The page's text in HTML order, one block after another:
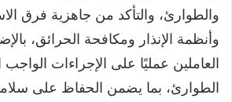
والطوارئ، والتأكد من جاهزية فرق
وأنظمة الإنذار ومكافحة الحرائق،
العاملين عمليًا على الإجراءات الواجب
الطوارئ، بما يضمن الحفاظ على